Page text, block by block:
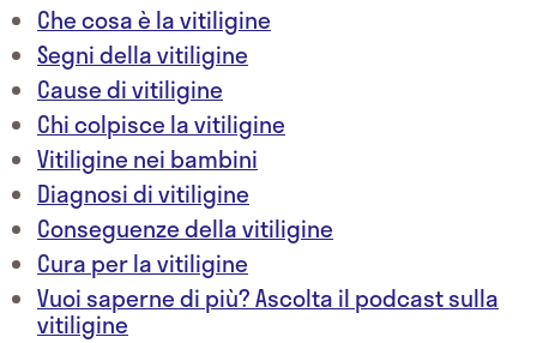
Che cosa è la vitiligine
Segni della vitiligine
Cause di vitiligine
Chi colpisce la vitiligine
Vitiligine nei bambini
Diagnosi di vitiligine
Conseguenze della vitiligine
Cura per la vitiligine
Vuoi saperne di più? Ascolta il podcast sulla
vitiligine